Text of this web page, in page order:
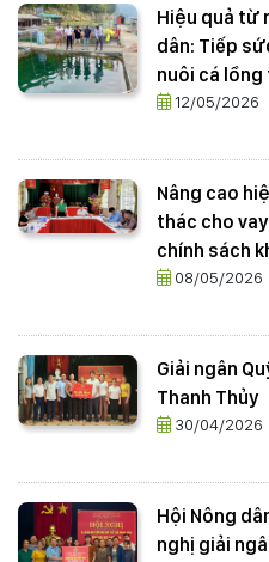
Hiệu quả từ
dân: Tiếp
nuôi cá lồng
12/05/2026
Nâng cao
thác cho
chính sách
08/05/2026
Giải ngân
Thanh Thủy
30/04/2026
Hội Nông
nghị giải